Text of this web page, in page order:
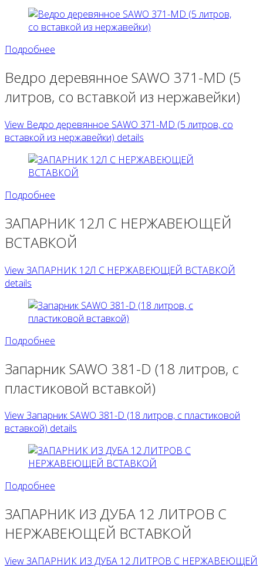
Подробнее
Ведро деревянное SAWO 371-MD (5
литров, со вставкой из нержавейки)
View Ведро деревянное SAWO 371-MD (5 литров, со
вставкой из нержавейки) details
Подробнее
ЗАПАРНИК 12Л С НЕРЖАВЕЮЩЕЙ
ВСТАВКОЙ
View ЗАПАРНИК 12Л С НЕРЖАВЕЮЩЕЙ ВСТАВКОЙ
details
Подробнее
Запарник SAWO 381-D (18 литров, с
пластиковой вставкой)
View Запарник SAWO 381-D (18 литров, с пластиковой
вставкой) details
Подробнее
ЗАПАРНИК ИЗ ДУБА 12 ЛИТРОВ С
НЕРЖАВЕЮЩЕЙ ВСТАВКОЙ
View ЗАПАРНИК ИЗ ДУБА 12 ЛИТРОВ С НЕРЖАВЕЮЩЕЙ